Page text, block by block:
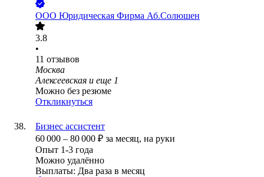
ООО Юридическая Фирма Аб.Солюшен
3.8
•
11 отзывов
Москва
Алексеевская и еще 1
Можно без резюме
Откликнуться
Бизнес ассистент
60 000 – 80 000 ₽ за месяц, на руки
Опыт 1-3 года
Можно удалённо
Выплаты: Два раза в месяц